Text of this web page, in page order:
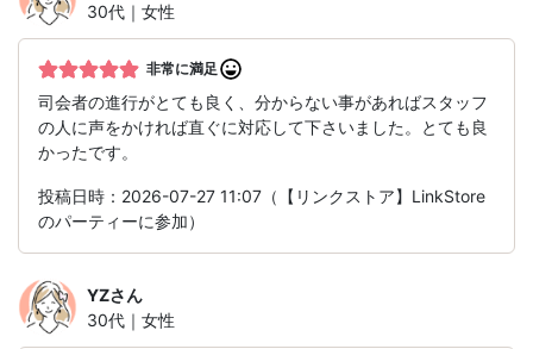
30代｜女性
非常に満足
司会者の進行がとても良く、分からない事があればスタッフ
の人に声をかければ直ぐに対応して下さいました。とても良
かったです。
投稿日時：2026-07-27 11:07（【リンクストア】LinkStore
のパーティーに参加）
YZさん
30代｜女性